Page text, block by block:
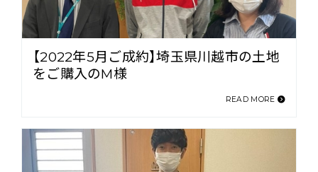
【2022年5月ご成約】埼玉県川越市の土地
をご購入のM様
READ MORE